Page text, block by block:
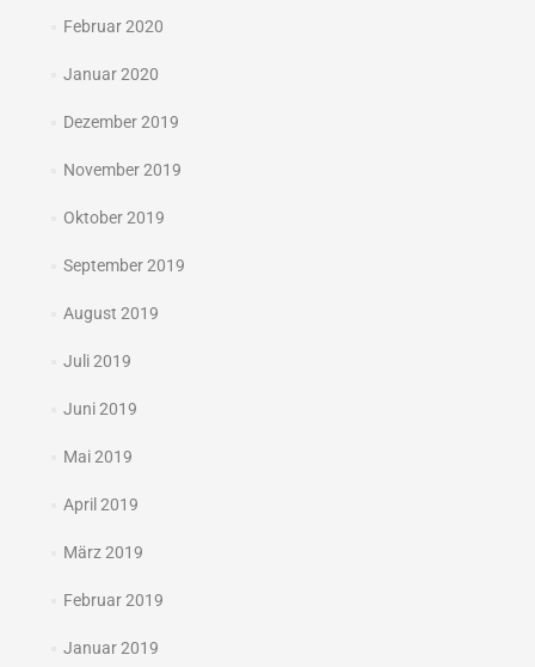
Februar 2020
Januar 2020
Dezember 2019
November 2019
Oktober 2019
September 2019
August 2019
Juli 2019
Juni 2019
Mai 2019
April 2019
März 2019
Februar 2019
Januar 2019